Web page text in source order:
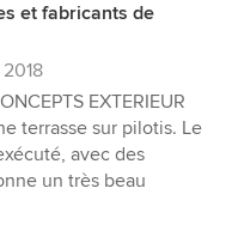
et fabricants de
EXTERIEUR
terrasse sur pilotis. Le
avec des
un très beau